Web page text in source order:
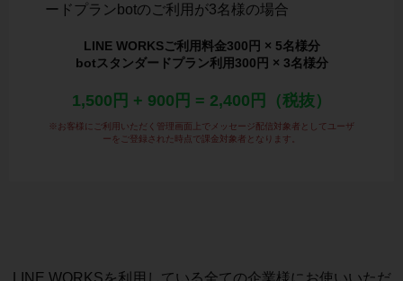
ードプランbotのご利用が3名様の場合
LINE WORKSご利用料金300円 × 5名様分
botスタンダードプラン利用300円 × 3名様分
1,500円 + 900円 = 2,400円（税抜）
※お客様にご利用いただく管理画面上でメッセージ配信対象者としてユーザ
ーをご登録された時点で課金対象者となります。